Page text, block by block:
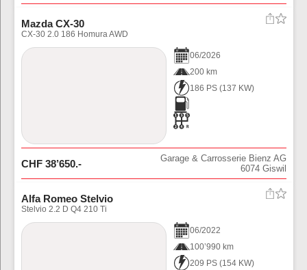
Mazda CX-30
CX-30 2.0 186 Homura AWD
06/2026
200 km
186 PS (137 KW)
CHF 38’650.-
Garage & Carrosserie Bienz AG
6074 Giswil
Alfa Romeo Stelvio
Stelvio 2.2 D Q4 210 Ti
06/2022
100’990 km
209 PS (154 KW)